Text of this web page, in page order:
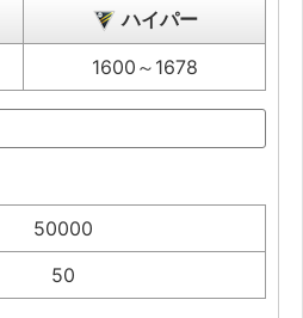
ハイパー
1600～1678
50000
50